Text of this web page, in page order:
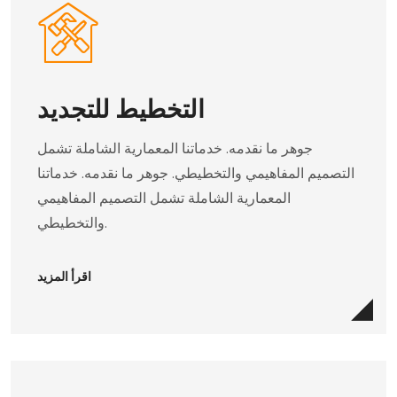
التخطيط للتجديد
جوهر ما نقدمه. خدماتنا المعمارية الشاملة تشمل
التصميم المفاهيمي والتخطيطي. جوهر ما نقدمه. خدماتنا
المعمارية الشاملة تشمل التصميم المفاهيمي
والتخطيطي.
اقرأ المزيد